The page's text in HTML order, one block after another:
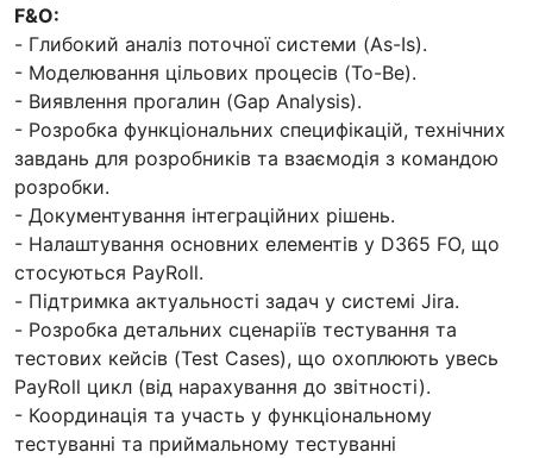
F&O:
- Глибокий аналіз поточної системи (As-Is).
- Моделювання цільових процесів (To-Be).
- Виявлення прогалин (Gap Analysis).
- Розробка функціональних специфікацій, технічних
завдань для розробників та взаємодія з командою
розробки.
- Документування інтеграційних рішень.
- Налаштування основних елементів у D365 FO, що
стосуються PayRoll.
- Підтримка актуальності задач у системі Jira.
- Розробка детальних сценаріїв тестування та
тестових кейсів (Test Cases), що охоплюють увесь
PayRoll цикл (від нарахування до звітності).
- Координація та участь у функціональному
тестуванні та приймальному тестуванні